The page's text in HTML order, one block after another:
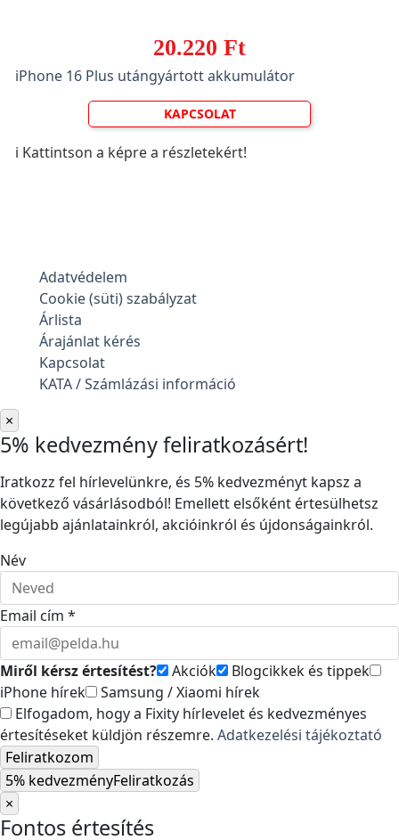
20.220 Ft
iPhone 16 Plus utángyártott akkumulátor
KAPCSOLAT
ℹ️ Kattintson a képre a részletekért!
Adatvédelem
Cookie (süti) szabályzat
Árlista
Árajánlat kérés
Kapcsolat
KATA / Számlázási információ
×
5% kedvezmény feliratkozásért!
Iratkozz fel hírlevelünkre, és 5% kedvezményt kapsz a
következő vásárlásodból! Emellett elsőként értesülhetsz
legújabb ajánlatainkról, akcióinkról és újdonságainkról.
Név
Email cím *
Miről kérsz értesítést? Akciók
Blogcikkek és tippek
iPhone hírek
Samsung / Xiaomi hírek
Elfogadom, hogy a Fixity hírlevelet és kedvezményes
értesítéseket küldjön részemre. Adatkezelési tájékoztató
Feliratkozom
5% kedvezményFeliratkozás
×
Fontos értesítés